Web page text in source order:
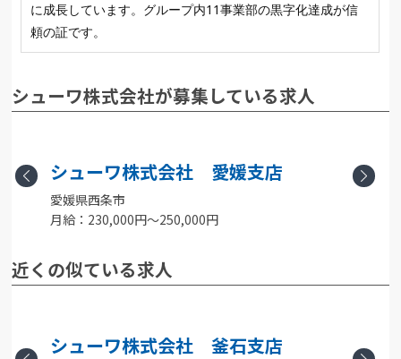
に成長しています。グループ内11事業部の黒字化達成が信
頼の証です。
シューワ株式会社が募集している求人
Previous
シューワ株式会社 愛媛支店
愛媛県西条市
月給：230,000円〜250,000円
Next
近くの似ている求人
シューワ株式会社 釜石支店